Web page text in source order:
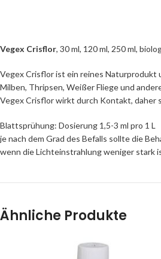
Vegex Crisflor, 30 ml, 120 ml, 250 ml,
Vegex Crisflor ist ein reines
Milben, Thripsen, Weißer Fliege und
Vegex Crisflor wirkt durch Kontakt,
Blattsprühung: Dosierung 1,5-3 ml pro 1 L
je nach dem Grad des Befalls sollte die
wenn die Lichteinstrahlung weniger stark
Ähnliche Produkte